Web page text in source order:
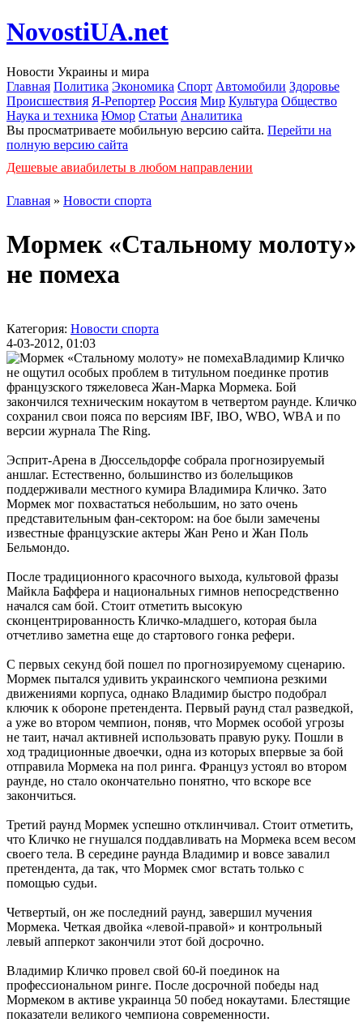
NovostiUA.net
Новости Украины и мира
Главная Политика Экономика Спорт Автомобили Здоровье
Происшествия Я-Репортер Россия Мир Культура Общество
Наука и техника Юмор Статьи Аналитика
Вы просматриваете мобильную версию сайта. Перейти на
полную версию сайта
Дешевые авиабилеты в любом направлении
Главная » Новости спорта
Мормек «Стальному молоту»
не помеха
Категория: Новости спорта
4-03-2012, 01:03
Владимир Кличко
не ощутил особых проблем в титульном поединке против
французского тяжеловеса Жан-Марка Мормека. Бой
закончился техническим нокаутом в четвертом раунде. Кличко
сохранил свои пояса по версиям IBF, IBO, WBO, WBA и по
версии журнала The Ring.
Эсприт-Арена в Дюссельдорфе собрала прогнозируемый
аншлаг. Естественно, большинство из болельщиков
поддерживали местного кумира Владимира Кличко. Зато
Мормек мог похвастаться небольшим, но зато очень
представительным фан-сектором: на бое были замечены
известные французские актеры Жан Рено и Жан Поль
Бельмондо.
После традиционного красочного выхода, культовой фразы
Майкла Баффера и национальных гимнов непосредственно
начался сам бой. Стоит отметить высокую
сконцентрированность Кличко-младшего, которая была
отчетливо заметна еще до стартового гонка рефери.
С первых секунд бой пошел по прогнозируемому сценарию.
Мормек пытался удивить украинского чемпиона резкими
движениями корпуса, однако Владимир быстро подобрал
ключик к обороне претендента. Первый раунд стал разведкой,
а уже во втором чемпион, поняв, что Мормек особой угрозы
не таит, начал активней использовать правую руку. Пошли в
ход традиционные двоечки, одна из которых впервые за бой
отправила Мормека на пол ринга. Француз устоял во втором
раунде, но стало окончательно понятно, что вскоре все
закончиться.
Третий раунд Мормек успешно отклинчивал. Стоит отметить,
что Кличко не гнушался поддавливать на Мормека всем весом
своего тела. В середине раунда Владимир и вовсе завалил
претендента, да так, что Мормек смог встать только с
помощью судьи.
Четвертый, он же последний раунд, завершил мучения
Мормека. Четкая двойка «левой-правой» и контрольный
левый апперкот закончили этот бой досрочно.
Владимир Кличко провел свой 60-й поединок на
профессиональном ринге. После досрочной победы над
Мормеком в активе украинца 50 побед нокаутами. Блестящие
показатели великого чемпиона современности.